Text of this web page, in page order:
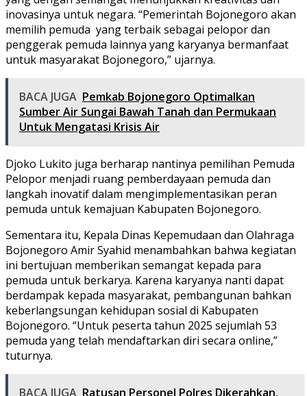
inovasinya untuk negara. “Pemerintah Bojonegoro akan
memilih pemuda yang terbaik sebagai pelopor dan
penggerak pemuda lainnya yang karyanya bermanfaat
untuk masyarakat Bojonegoro,” ujarnya.
BACA JUGA Pemkab Bojonegoro Optimalkan
Sumber Air Sungai Bawah Tanah dan Permukaan
Untuk Mengatasi Krisis Air
Djoko Lukito juga berharap nantinya pemilihan Pemuda
Pelopor menjadi ruang pemberdayaan pemuda dan
langkah inovatif dalam mengimplementasikan peran
pemuda untuk kemajuan Kabupaten Bojonegoro.
Sementara itu, Kepala Dinas Kepemudaan dan Olahraga
Bojonegoro Amir Syahid menambahkan bahwa kegiatan
ini bertujuan memberikan semangat kepada para
pemuda untuk berkarya. Karena karyanya nanti dapat
berdampak kepada masyarakat, pembangunan bahkan
keberlangsungan kehidupan sosial di Kabupaten
Bojonegoro. “Untuk peserta tahun 2025 sejumlah 53
pemuda yang telah mendaftarkan diri secara online,”
tuturnya.
BACA JUGA Ratusan Personel Polres Dikerahkan,